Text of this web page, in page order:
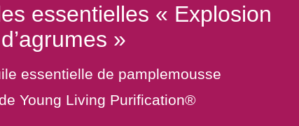
essentielles « Explosion
d’agrumes »
essentielle de pamplemousse
Young Living Purification®